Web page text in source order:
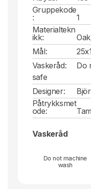
Gruppekode
:
1
Materialtekn
ikk:
Mål:
Vaskeråd:
Do
safe
Designer:
Påtrykksmet
ode:
Vaskeråd
Do not machine
wash